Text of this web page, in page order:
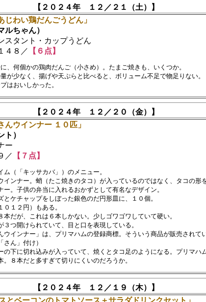
【２０２４年 １２／２１（土）】
わい鶏だんごうどん」
ちゃん）
スタント・カップうどん
４８／
【６点】
、何個かの鶏肉だんご（小さめ）。たまご焼きも、いくつか。
が少なく、揚げや天ぷらと比べると、ボリューム不足で物足りない
【２０２４年 １２／２０（金）】
ウインナー １０匹」
）
ー
／ 【７点】
（「キッサカバ」）のメニュー。
ンナー。蛸（たこ焼きのタコ）が入っているのではなく、タコの形
。子供の弁当に入れるおかずとして有名なデザイン。
ケチャップをしぼった銀色のだ円形皿に、１０個。
１２円）もある。
だが、これは６本しかない。少しゴワゴワしていて硬い。
つ開けられていて、目と口を表現している。
インナー」は、プリマハムの登録商標。そういう商品が販売されて
ん」付け）
下に切れ込みが入っていて、焼くとタコ足のようになる。プリマハ
【２０２４年 １２／１９（木）】
とベーコンのトマトソース＋サラダドリンクセット」